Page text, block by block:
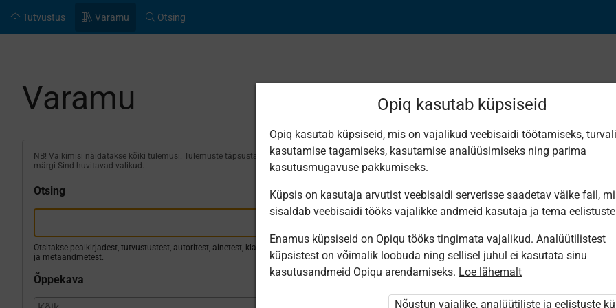
Tutvustus Varamu Otsing
Varamu
NB! Vaikimisi näidatakse kõiki tulemusi. Tulemuste täpsustamiseks
märgi Sind huvitavad valikud.
Otsing
Otsitakse pealkirjadest, tutvustustest, autoritest, ainetest, klassidest
ja metaandmetest.
Õppekava
Leiti 12 vastet
20. sajandi
algusest II
Avita
Eesti ajaloo
õpik
I osa.
Avita
Lähiajalugu
gümnaasiumile,
Avita
Lähiajalugu
gümnaasiumile,
Rootsi ajast
Eesti
Opiq kasutab küpsiseid
Opiq kasutab küpsiseid, mis on vajalikud veebisaidi töötamiseks,
kasutamise tagamiseks, kasutamise analüüsimiseks ning parima
kasutusmugavuse pakkumiseks.
Küpsis on kasutaja arvutist veebisaidi serverisse saadetav väike fail,
sisaldab veebisaidi tööks vajalikke andmeid kasutaja ja tema
Enamus küpsiseid on Opiqu tööks tingimata vajalikud. Analüütilistest
küpsistest on võimalik loobuda ning sellisel juhul ei kasutata sinu
kasutusandmeid Opiqu arendamiseks. Loe lähemalt
Nõustun vajalike, analüütiliste ja eelistuste